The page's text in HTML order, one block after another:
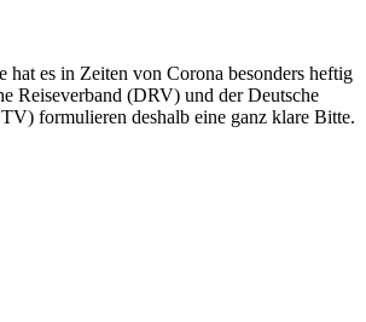
hat es in Zeiten von Corona besonders heftig
Reiseverband (DRV) und der Deutsche
formulieren deshalb eine ganz klare Bitte.